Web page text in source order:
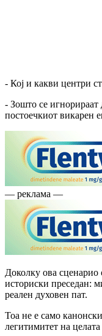
- Кој и какви центри
- Зошто се игнорираат
постоечкиот викарен
— реклама —
Доколку ова
историски преседан:
реален духовен пат.
Тоа не е само
легитимитет на